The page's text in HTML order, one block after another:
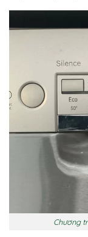
Chương